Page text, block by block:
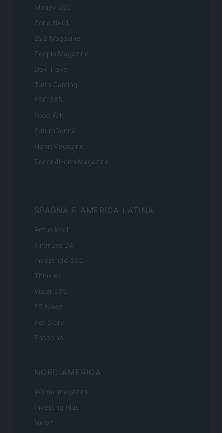
Money 365
Zona Nerd
B2B Magazine
People Magazine
Day Travel
Tutto Gaming
ESG 365
Food Wiki
FuturoDonna
HomeMagazine
SecondHomeMagazine
SPAGNA E AMERICA LATINA
Actualidad
Finanzas 24
Investindo 365
Think.es
Viajar 365
ES Newz
Pet Story
Encocina
NORD AMERICA
Womanmagazine
Investing Plus
Newz